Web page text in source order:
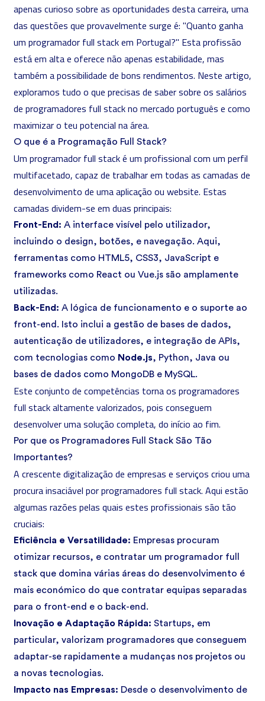
apenas curioso sobre as oportunidades desta carreira, uma
das questões que provavelmente surge é: "Quanto ganha
um programador full stack em Portugal?" Esta profissão
está em alta e oferece não apenas estabilidade, mas
também a possibilidade de bons rendimentos. Neste artigo,
exploramos tudo o que precisas de saber sobre os salários
de programadores full stack no mercado português e como
maximizar o teu potencial na área.
O que é a Programação Full Stack?
Um programador full stacké um profissional com um perfil
multifacetado, capaz de trabalhar em todas as camadas de
desenvolvimento de uma aplicação ou website. Estas
camadas dividem-se em duas principais:
Front-End: A interface visível pelo utilizador,
incluindo o design, botões, e navegação. Aqui,
ferramentas como HTML5, CSS3, JavaScript e
frameworks como React ou Vue.js são amplamente
utilizadas.
Back-End: A lógica de funcionamento e o suporte ao
front-end. Isto inclui a gestão de bases de dados,
autenticação de utilizadores, e integração de APIs,
com tecnologias como Node.js, Python, Java ou
bases de dados como MongoDB e MySQL.
Este conjunto de competências torna os programadores
full stack altamente valorizados, pois conseguem
desenvolver uma solução completa, do início ao fim.
Por que os Programadores Full Stack São Tão
Importantes?
A crescente digitalização de empresas e serviços criou uma
procura insaciável por programadores full stack. Aqui estão
algumas razões pelas quais estes profissionais são tão
cruciais:
Eficiência e Versatilidade: Empresas procuram
otimizar recursos, e contratar um programador full
stack que domina várias áreas do desenvolvimento é
mais económico do que contratar equipas separadas
para o front-end e o back-end.
Inovação e Adaptação Rápida: Startups, em
particular, valorizam programadores que conseguem
adaptar-se rapidamente a mudanças nos projetos ou
a novas tecnologias.
Impacto nas Empresas: Desde o desenvolvimento de